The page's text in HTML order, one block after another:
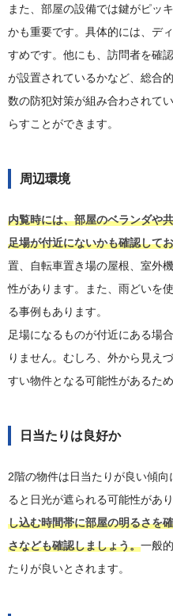
また、部屋の設備では鍵がピッ
かも重要です。具体的には、デ
すめです。他にも、訪問者を確
が設置されているかなど、総合
数の防犯対策が組み合わされて
らすことができます。
周辺環境
内覧時には、部屋のベランダや
足場が付近にないかも確認して
置、自転車置き場の屋根、室外
性があります。また、雨どいを
る事例もあります。
足場になるものが付近にある場
りません。むしろ、外から見え
すい物件となる可能性があるた
日当たりは良好か
2階の物件は日当たりが良い傾
ると日光が遮られる可能性があり
し込む時間帯に部屋の明るさを
さなども確認しましょう。一般
たりが良いとされます。